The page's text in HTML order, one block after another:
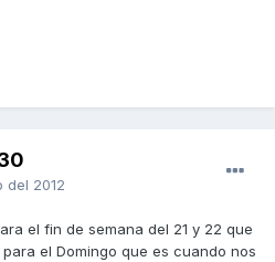
del 2012
el fin de semana del 21 y 22 que
el Domingo que es cuando nos